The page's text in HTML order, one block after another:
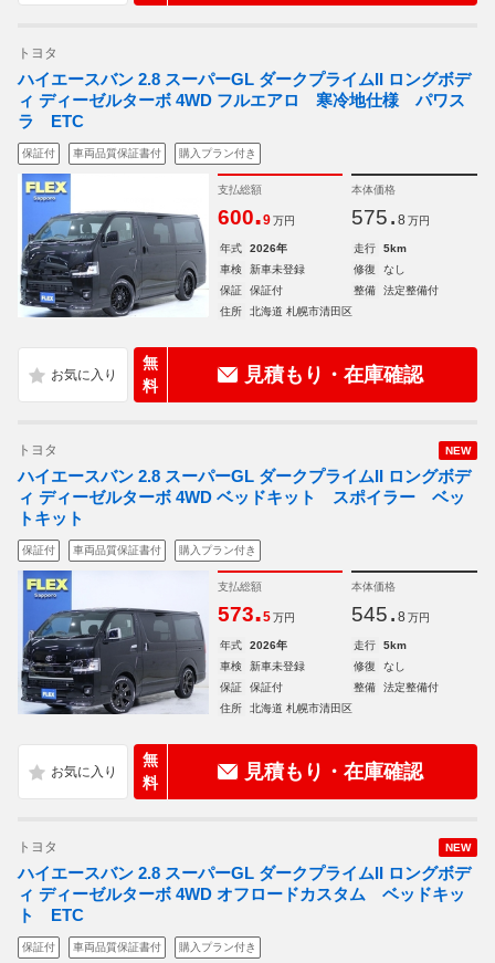
トヨタ
ハイエースバン 2.8 スーパーGL ダークプライムII ロングボデ
ィ ディーゼルターボ 4WD フルエアロ 寒冷地仕様 パワス
ラ ETC
保証付 車両品質保証書付 購入プラン付き
支払総額
600.9 万円
本体価格
575. 8 万円
年式 2026年 走行
5km
車検
新車未登録 修復
なし
保証
保証付 整備
法定整備付
住所
北海道 札幌市清田区
無
料
見積もり・在庫確認
NEW
トヨタ
ハイエースバン 2.8 スーパーGL ダークプライムII ロングボデ
ィ ディーゼルターボ 4WD ベッドキット スポイラー ベッ
トキット
保証付 車両品質保証書付 購入プラン付き
支払総額
573.5 万円
本体価格
545. 8 万円
年式 2026年 走行
5km
車検
新車未登録 修復
なし
保証
保証付 整備
法定整備付
住所
北海道 札幌市清田区
無
料
見積もり・在庫確認
NEW
トヨタ
ハイエースバン 2.8 スーパーGL ダークプライムII ロングボデ
ィ ディーゼルターボ 4WD オフロードカスタム ベッドキッ
ト ETC
保証付 車両品質保証書付 購入プラン付き